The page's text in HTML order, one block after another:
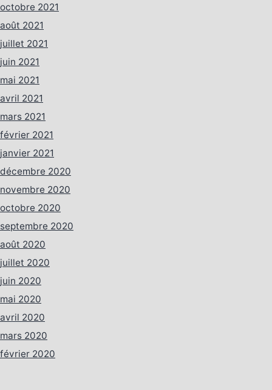
octobre 2021
août 2021
juillet 2021
juin 2021
mai 2021
avril 2021
mars 2021
février 2021
janvier 2021
décembre 2020
novembre 2020
octobre 2020
septembre 2020
août 2020
juillet 2020
juin 2020
mai 2020
avril 2020
mars 2020
février 2020